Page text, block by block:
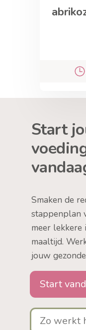
Start
Smaken de
stappenplan
meer lekkere
maaltijd.
jouw
Start
Zo werkt